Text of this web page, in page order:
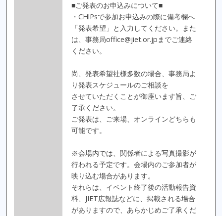
■ご発表のお申込みについて■
・CHlPsで参加お申込みの際に備考欄へ
「発表希望」と入力してください。また
は、事務局office@jiet.or.jpまでご連絡
ください。
尚、発表希望社様多数の場合、事務局よ
り発表スケジュールのご相談を
させていただくことが御座います旨、ご
了承ください。
ご発表は、ご来場、オンラインどちらも
可能です。
※会場内では、関係者による写真撮影が
行われる予定です。会場内のご参加者が
映り込む場合があります。
それらは、イベント終了後の活動報告資
料、JIET広報誌などに、掲載される場合
がありますので、あらかじめご了承くだ